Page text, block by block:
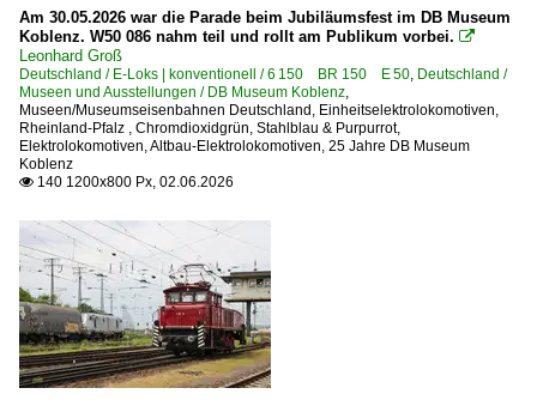
E 18 BR 118 · DR 218
E 19 BR 119
E 44 BR 144 · DR 244
E 60 BR 160
E 69 BR 169 LAG 1-5
E 71 preuß. E 511-37
E 93 BR 193
E 94 BR 194 · DR 254
E-Loks | Drehstrom | 91 80
6 101 BR 101
6 101 BR 101 Lokportraits
Am 30.05.2026 war die Parade beim Jubiläumsfest im DB Museum
Koblenz. W50 086 nahm teil und rollt am Publikum vorbei. 
Leonhard Groß
Deutschland / E-Loks | konventionell / 6 150 BR 150 E 50, Deutschland /
Museen und Ausstellungen / DB Museum Koblenz,
Museen/Museumseisenbahnen Deutschland , Einheitselektrolokomotiven,
Rheinland-Pfalz , Chromdioxidgrün, Stahlblau & Purpurrot,
Elektrolokomotiven,Altbau-Elektrolokomotiven, 25 Jahre DB Museum
Koblenz
 140 1200x800 Px, 02.06.2026